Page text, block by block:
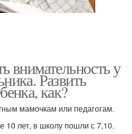
внимательность у
Развить
как?
мамочкам или педагогам.
10 лет, в школу пошли с 7,10.